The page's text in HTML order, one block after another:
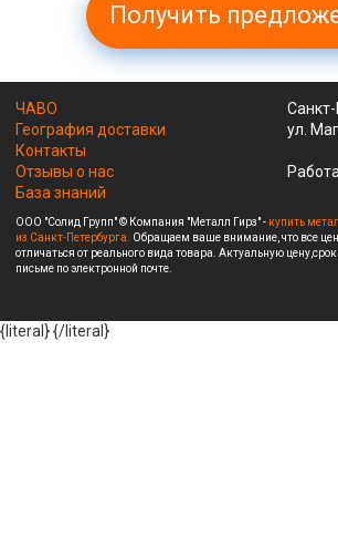
Получить
ЧАВО
География доставки
Контакты
Отзывы о нас
База знаний
ул.
ООО "Солид Групп" © Компания "Металл Гирз" - купить
из Санкт-Петербурга. Обращаем ваше внимание, что все
отличаться от реального вида товара. Актуальную
письме по электронной почте.
{literal}{/literal}